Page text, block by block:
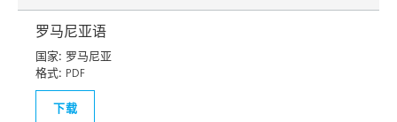
罗马尼亚语
国家: 罗马尼亚
格式: PDF
下载